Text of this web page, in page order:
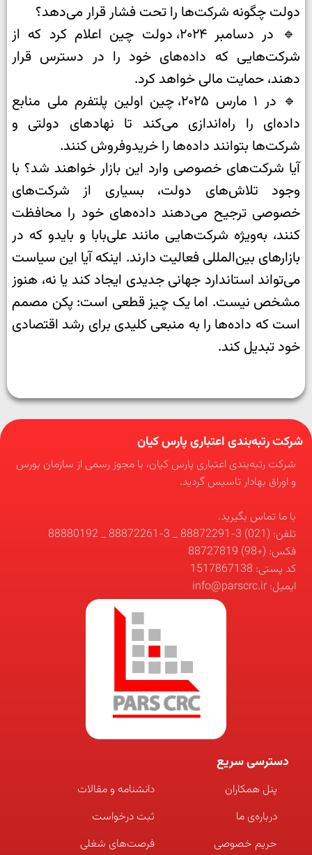
دولت چگونه شرکت‌ها را تحت فشار قرار می‌دهد؟
🔹 در دسامبر ۲۰۲۴، دولت چین اعلام کرد که از
شرکت‌هایی که داده‌های خود را در دسترس قرار
دهند، حمایت مالی خواهد کرد.
🔹 در ۱ مارس ۲۰۲۵، چین اولین پلتفرم ملی منابع
داده‌ای را راه‌اندازی می‌کند تا نهادهای دولتی و
شرکت‌ها بتوانند داده‌ها را خریدوفروش کنند.
آیا شرکت‌های خصوصی وارد این بازار خواهند شد؟ با
وجود تلاش‌های دولت، بسیاری از شرکت‌های
خصوصی ترجیح می‌دهند داده‌های خود را محافظت
کنند، به‌ویژه شرکت‌هایی مانند علی‌بابا و بایدو که در
بازارهای بین‌المللی فعالیت دارند. اینکه آیا این سیاست
می‌تواند استاندارد جهانی جدیدی ایجاد کند یا نه، هنوز
مشخص نیست. اما یک چیز قطعی است: پکن مصمم
است که داده‌ها را به منبعی کلیدی برای رشد اقتصادی
خود تبدیل کند.
شرکت رتبه‌بندی اعتباری پارس کیان
شرکت رتبه‌بندی اعتباری پارس کیان، با مجوز رسمی از سازمان بورس
و اوراق بهادار تاسیس گردید.
با ما تماس بگیرید.
تلفن: (021) 3-88872291 _ 3-88872261 _ 88880192
فکس: (+98) 88727819
کد پستی: 1517867138
ایمیل: info@parscrc.ir
دسترسی سریع
پنل همکاران
درباره‌ی ما
حریم خصوصی
دانشنامه و مقالات
ثبت درخواست
فرصت‌های شغلی